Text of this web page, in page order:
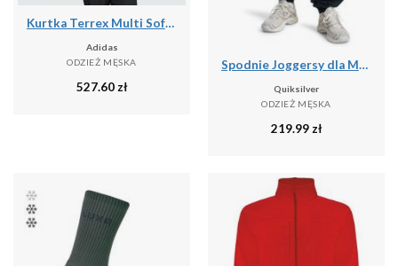
Kurtka Terrex Multi Softshell
Adidas
ODZIEŻ MĘSKA
527.60 zł
Spodnie Joggersy dla Mężczyzn SALT WATER
Quiksilver
ODZIEŻ MĘSKA
219.99 zł